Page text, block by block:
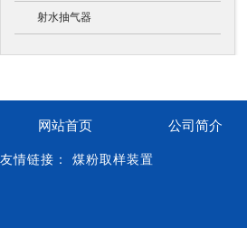
射水抽气器
网站首页 公司简介
友情链接： 煤粉取样装置